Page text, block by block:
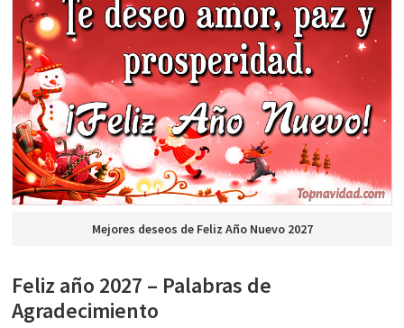
Mejores deseos de Feliz Año Nuevo 2027
Feliz año 2027 – Palabras de
Agradecimiento